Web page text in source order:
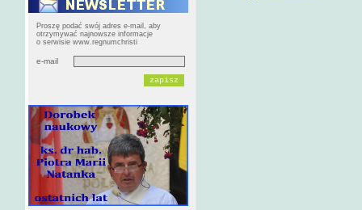
Proszę podać swój adres e-mail, aby
otrzymywać najnowsze informacje
o serwisie www.regnumchristi
e-mail